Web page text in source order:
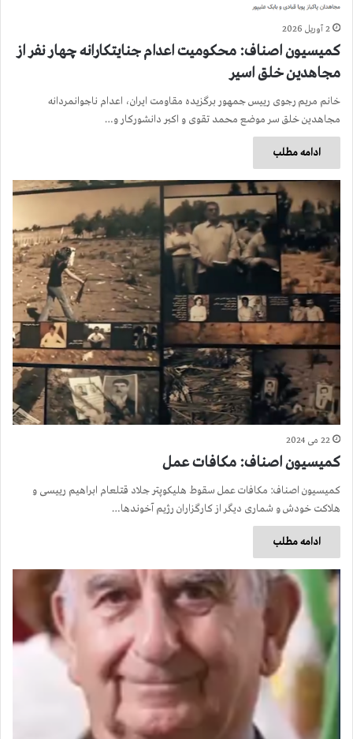
2 آوریل 2026
کمیسیون اصناف: محکومیت اعدام جنایتکارانه چهار نفر از
مجاهدین خلق اسیر
خانم مریم رجوی رییس جمهور برگزیده مقاومت ایران، اعدام ناجوانمردانه
مجاهدین خلق سر موضع محمد تقوی و اکبر دانشورکار و…
ادامه مطلب
22 می 2024
كميسيون اصناف: مکافات عمل
كميسيون اصناف: مکافات عمل سقوط هليکوپتر جلاد قتلعام ابراهیم رییسی و
هلاکت خودش و شماری دیگر از کارگزاران رژیم آخوندها…
ادامه مطلب